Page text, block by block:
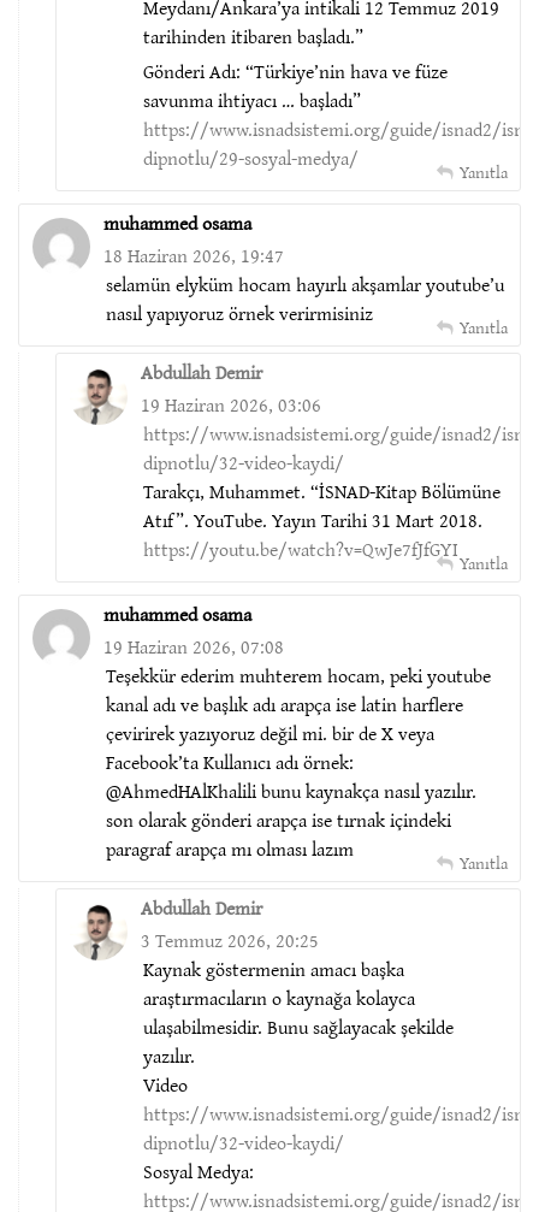
Meydanı/Ankara’ya intikali 12 Temmuz 2019
tarihinden itibaren başladı.”
Gönderi Adı: “Türkiye’nin hava ve füze
savunma ihtiyacı … başladı”
https://www.isnadsistemi.org/guide/isnad2/
dipnotlu/29-sosyal-medya/
Yanıtla
muhammed osama
18 Haziran 2026, 19:47
selamün elyküm hocam hayırlı akşamlar youtube’u
nasıl yapıyoruz örnek verirmisiniz
Yanıtla
Abdullah Demir
19 Haziran 2026, 03:06
https://www.isnadsistemi.org/guide/isnad2/
dipnotlu/32-video-kaydi/
Tarakçı, Muhammet. “İSNAD-Kitap Bölümüne
Atıf”. YouTube. Yayın Tarihi 31 Mart 2018.
https://youtu.be/watch?v=QwJe7fJfGYIYanıtla
muhammed osama
19 Haziran 2026, 07:08
Teşekkür ederim muhterem hocam, peki youtube
kanal adı ve başlık adı arapça ise latin harflere
çevirirek yazıyoruz değil mi. bir de X veya
Facebook’ta Kullanıcı adı örnek:
@AhmedHAlKhalili bunu kaynakça nasıl yazılır.
son olarak gönderi arapça ise tırnak içindeki
paragraf arapça mı olması lazım
Yanıtla
Abdullah Demir
3 Temmuz 2026, 20:25
Kaynak göstermenin amacı başka
araştırmacıların o kaynağa kolayca
ulaşabilmesidir. Bunu sağlayacak şekilde
yazılır.
Video
https://www.isnadsistemi.org/guide/isnad2/
dipnotlu/32-video-kaydi/
Sosyal Medya:
https://www.isnadsistemi.org/guide/isnad2/